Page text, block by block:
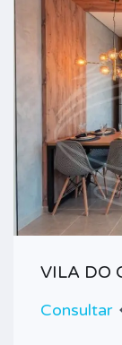
VILA DO
Consultar